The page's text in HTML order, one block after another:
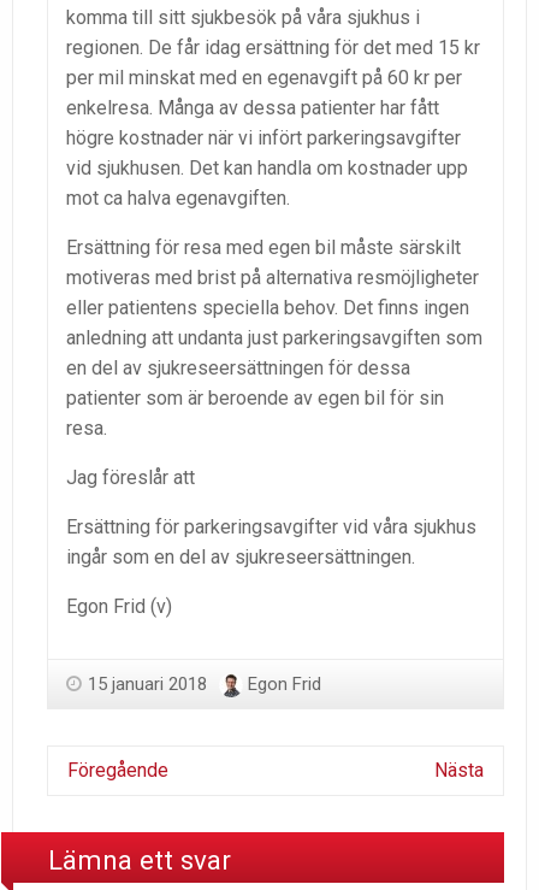
komma till sitt sjukbesök på våra sjukhus i
regionen. De får idag ersättning för det med 15 kr
per mil minskat med en egenavgift på 60 kr per
enkelresa. Många av dessa patienter har fått
högre kostnader när vi infört parkeringsavgifter
vid sjukhusen. Det kan handla om kostnader upp
mot ca halva egenavgiften.
Ersättning för resa med egen bil måste särskilt
motiveras med brist på alternativa resmöjligheter
eller patientens speciella behov. Det finns ingen
anledning att undanta just parkeringsavgiften som
en del av sjukreseersättningen för dessa
patienter som är beroende av egen bil för sin
resa.
Jag föreslår att
Ersättning för parkeringsavgifter vid våra sjukhus
ingår som en del av sjukreseersättningen.
Egon Frid (v)
15 januari 2018 Egon Frid
Föregående Nästa
Lämna ett svar